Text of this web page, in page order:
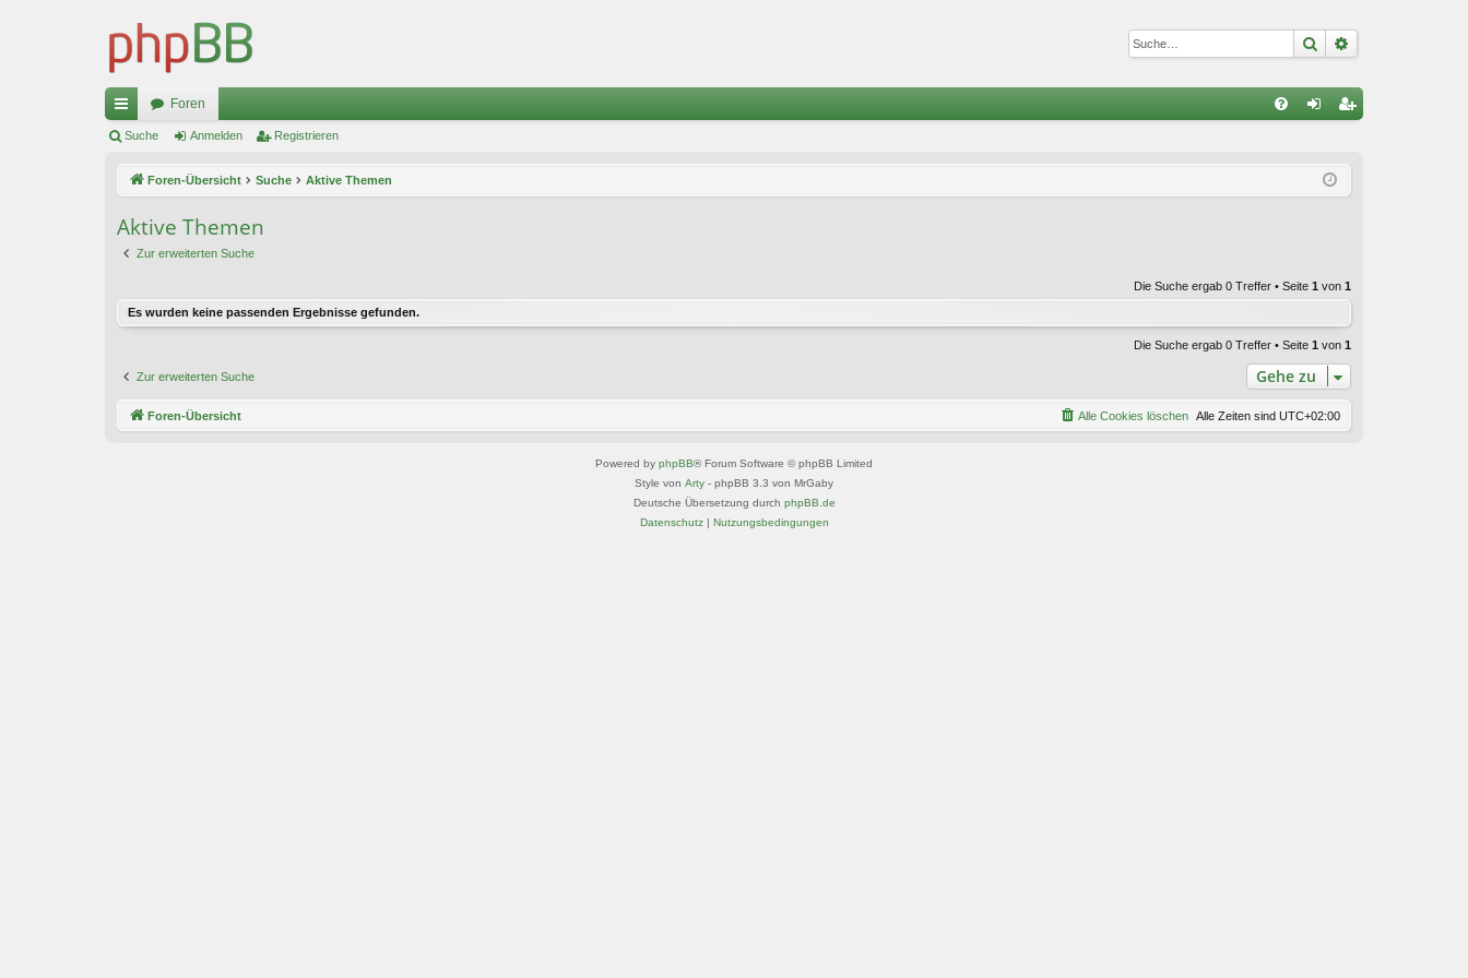
Suche
ch
ug
Foren
ist
Suche Anmelden Registrieren
Foren-Übersicht Suche Aktive Themen
Aktive Themen
Zur erweiterten Suche
Die Suche ergab 0 Treffer • Seite 1 von 1
Es wurden keine passenden Ergebnisse gefunden.
Die Suche ergab 0 Treffer • Seite 1 von 1
Zur erweiterten Suche Gehe zu
Foren-Übersicht Alle Zeiten sind UTC+02:00
Alle Cookies löschen
Powered by phpBB® Forum Software © phpBB Limited
Style von Arty - phpBB 3.3 von MrGaby
Deutsche Übersetzung durch phpBB.de
Datenschutz| Nutzungsbedingungen